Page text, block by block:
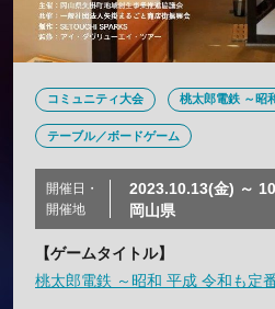
コミュニティ大会 桃太郎電鉄 ～昭
テーブル／ボードゲーム
開催日・
開催地
2023.10.13(金) ～
岡山県
【ゲームタイトル】
桃太郎電鉄 ～昭和 平成 令和も定